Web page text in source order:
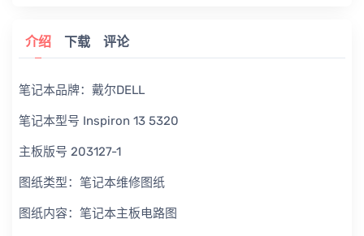
介绍 下载 评论
笔记本品牌：戴尔DELL
笔记本型号 Inspiron 13 5320
主板版号 203127-1
图纸类型：笔记本维修图纸
图纸内容：笔记本主板电路图